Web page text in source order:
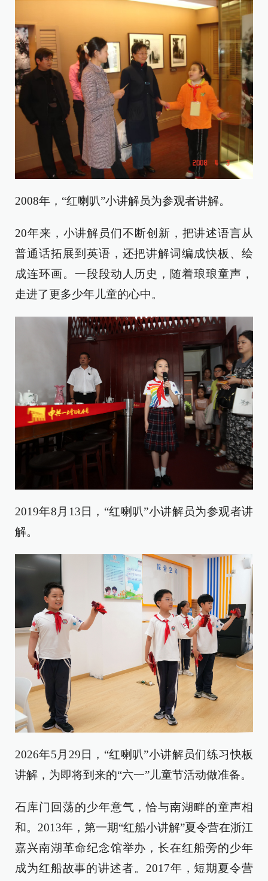
2008年，“红喇叭”小讲解员为参观者讲解。
20年来，小讲解员们不断创新，把讲述语言从
普通话拓展到英语，还把讲解词编成快板、绘
成连环画。一段段动人历史，随着琅琅童声，
走进了更多少年儿童的心中。
2019年8月13日，“红喇叭”小讲解员为参观者讲
解。
2026年5月29日，“红喇叭”小讲解员们练习快板
讲解，为即将到来的“六一”儿童节活动做准备。
石库门回荡的少年意气，恰与南湖畔的童声相
和。2013年，第一期“红船小讲解”夏令营在浙江
嘉兴南湖革命纪念馆举办，长在红船旁的少年
成为红船故事的讲述者。2017年，短期夏令营